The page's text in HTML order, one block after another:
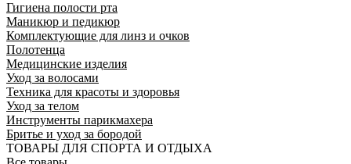
Гигиена полости рта
Маникюр и педикюр
Комплектующие для линз и очков
Полотенца
Медицинские изделия
Уход за волосами
Техника для красоты и здоровья
Уход за телом
Инструменты парикмахера
Бритье и уход за бородой
ТОВАРЫ ДЛЯ СПОРТА И ОТДЫХА